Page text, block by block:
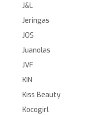
J&L
Jeringas
JOS
Juanolas
JVF
KIN
Kiss Beauty
Kocogirl